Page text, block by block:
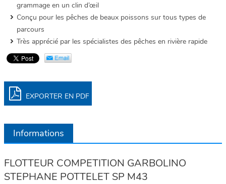
grammage en un clin d’œil
Conçu pour les pêches de beaux poissons sur tous types de
parcours
Très apprécié par les spécialistes des pêches en rivière rapide
EXPORTER EN PDF
Informations
FLOTTEUR COMPETITION GARBOLINO
STEPHANE POTTELET SP M43